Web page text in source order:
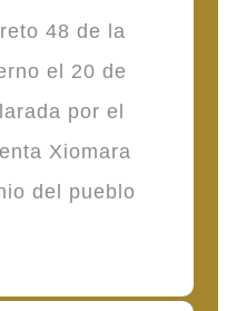
48 de la
el 20 de
por el
Xiomara
del pueblo